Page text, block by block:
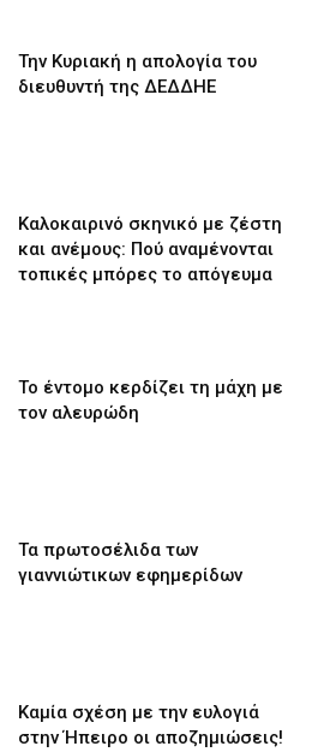
Την Κυριακή η απολογία του
διευθυντή της ΔΕΔΔΗΕ
Καλοκαιρινό σκηνικό με ζέστη
και ανέμους: Πού αναμένονται
τοπικές μπόρες το απόγευμα
Το έντομο κερδίζει τη μάχη με
τον αλευρώδη
Τα πρωτοσέλιδα των
γιαννιώτικων εφημερίδων
Καμία σχέση με την ευλογιά
στην Ήπειρο οι αποζημιώσεις!